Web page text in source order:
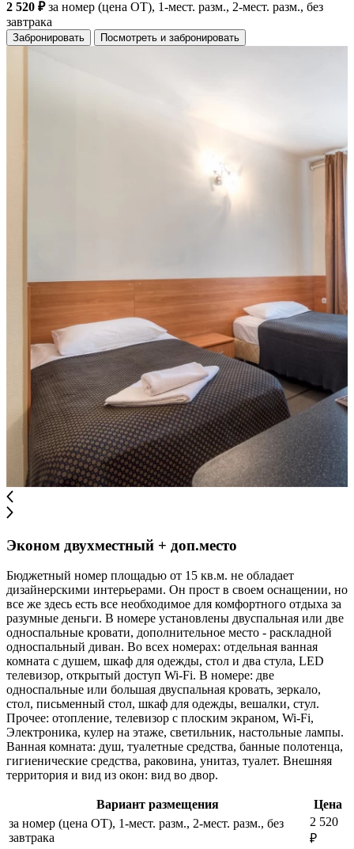
2 520 ₽за номер (цена ОТ), 1-мест. разм., 2-мест. разм., без
завтрака
Забронировать Посмотреть и забронировать
Эконом двухместный + доп.место
Бюджетный номер площадью от 15 кв.м. не обладает
дизайнерскими интерьерами. Он прост в своем оснащении, но
все же здесь есть все необходимое для комфортного отдыха за
разумные деньги. В номере установлены двуспальная или две
односпальные кровати, дополнительное место - раскладной
односпальный диван. Во всех номерах: отдельная ванная
комната с душем, шкаф для одежды, стол и два стула, LED
телевизор, открытый доступ Wi-Fi. В номере: две
односпальные или большая двуспальная кровать, зеркало,
стол, письменный стол, шкаф для одежды, вешалки, стул.
Прочее: отопление, телевизор с плоским экраном, Wi-Fi,
Электроника, кулер на этаже, светильник, настольные лампы.
Ванная комната: душ, туалетные средства, банные полотенца,
гигиенические средства, раковина, унитаз, туалет. Внешняя
территория и вид из окон: вид во двор.
Вариант размещения
Цена
за номер (цена ОТ), 1-мест. разм., 2-мест. разм., без
завтрака
2 520
₽